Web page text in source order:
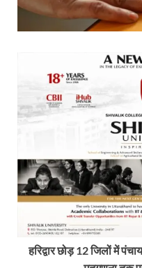
हरिद्वार छोड़ 12 जिलों में